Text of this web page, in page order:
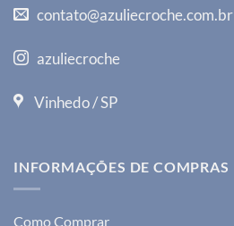
contato@azuliecroche.com.br
azuliecroche
Vinhedo / SP
INFORMAÇÕES DE COMPRAS
Como Comprar